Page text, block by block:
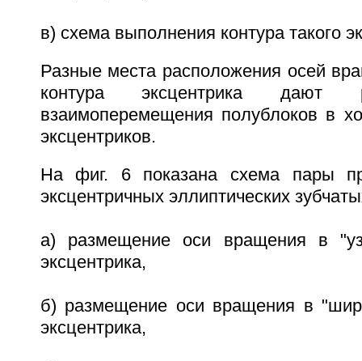
в) схема выполнения контура такого
Разные места расположения осей
контура эксцентрика дают
взаимоперемещения полублоков в
эксцентриков.
На фиг. 6 показана схема пары
эксцентричных эллиптических
а) размещение оси вращения в
эксцентрика,
б) размещение оси вращения в
эксцентрика,